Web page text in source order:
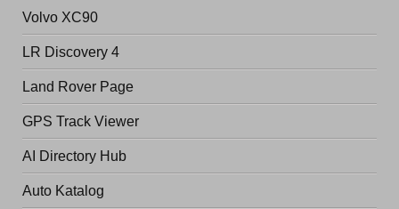
Volvo XC90
LR Discovery 4
Land Rover Page
GPS Track Viewer
AI Directory Hub
Auto Katalog